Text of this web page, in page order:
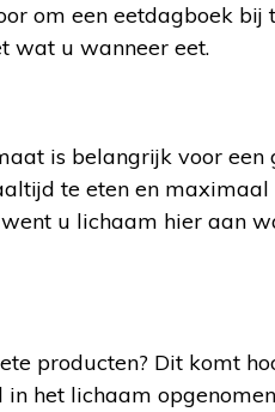
om een eetdagboek bij
wat u wanneer eet.
is belangrijk voor een
te eten en maximaal
u lichaam hier aan
producten? Dit komt
het lichaam